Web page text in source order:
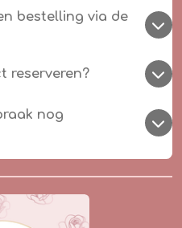
bestelling via de
reserveren?
nog